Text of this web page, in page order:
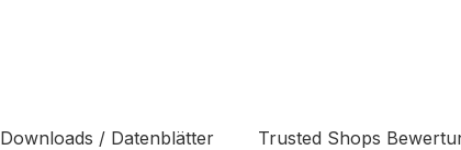
Downloads / Datenblätter Trusted Shops